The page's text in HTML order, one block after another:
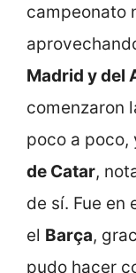
campeonato
Madrid y del
comenzaron
poco a poco,
de Catar,
de sí. Fue en
el Barça,
pudo hacer